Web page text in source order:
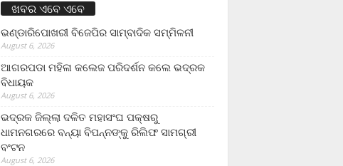
ଖବର ଏବେ ଏବେ
ଭଣ୍ଡାରିପୋଖରୀ ବିଜେପିର ସାମ୍ବାଦିକ ସମ୍ମିଳନୀ
August 6, 2026
ଆଗରପଡା ମହିଳା କଲେଜ ପରିଦର୍ଶନ କଲେ ଭଦ୍ରକ
ବିଧାୟକ
August 6, 2026
ଭଦ୍ରକ ଜିଲ୍ଲା ଦଳିତ ମହାସଂଘ ପକ୍ଷରୁ
ଧାମନଗରରେ ବନ୍ୟା ବିପନ୍ନଙ୍କୁ ରିଲିଫ ସାମଗ୍ରୀ
ବଂଟନ
August 6, 2026